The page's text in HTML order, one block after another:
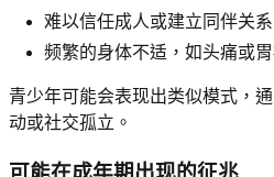
难以信任成人或建立同伴关系
频繁的身体不适，如头痛或
青少年可能会表现出类似模式，
动或社交孤立。
可能在成年期出现的征兆